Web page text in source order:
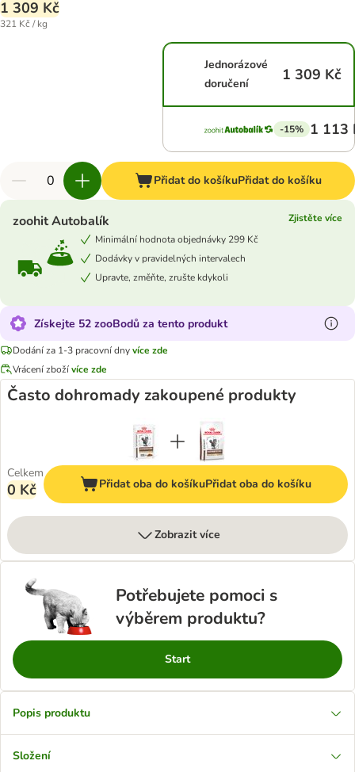
1 309 Kč
321 Kč / kg
Jednorázové
doručení
1 309 Kč
-15% 1 113
Přidat do košíkuPřidat do košíku
zoohit Autobalík
Zjistěte více
Minimální hodnota objednávky 299 Kč
Dodávky v pravidelných intervalech
Upravte, změňte, zrušte kdykoli
Získejte 52 zooBodů za tento produkt
Dodání za 1-3 pracovní dnyvíce zde
Vrácení zbožívíce zde
Často dohromady zakoupené produkty
Celkem
0 Kč Přidat oba do košíkuPřidat oba do košíku
Zobrazit více
Potřebujete pomoci s
výběrem produktu?
Start
Popis produktu
Složení